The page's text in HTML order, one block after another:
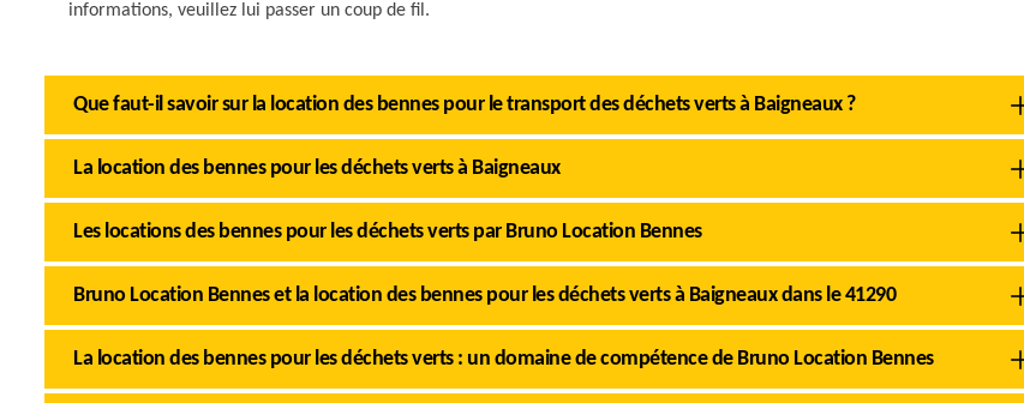
informations, veuillez lui passer un coup de fil.
Que faut-il savoir sur la location des bennes pour le transport des déchets verts à Baigneaux ?
La location des bennes pour les déchets verts à Baigneaux
Les locations des bennes pour les déchets verts par Bruno Location Bennes
Bruno Location Bennes et la location des bennes pour les déchets verts à Baigneaux dans le 41290
La location des bennes pour les déchets verts : un domaine de compétence de Bruno Location Bennes